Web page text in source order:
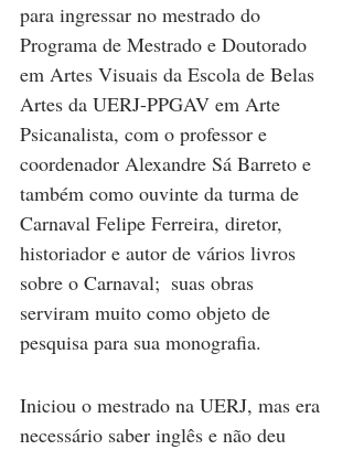
para ingressar no mestrado do
Programa de Mestrado e Doutorado
em Artes Visuais da Escola de Belas
Artes da UERJ-PPGAV em Arte
Psicanalista, com o professor e
coordenador Alexandre Sá Barreto e
também como ouvinte da turma de
Carnaval Felipe Ferreira, diretor,
historiador e autor de vários livros
sobre o Carnaval;  suas obras
serviram muito como objeto de
pesquisa para sua monografia.
Iniciou o mestrado na UERJ, mas era
necessário saber inglês e não deu